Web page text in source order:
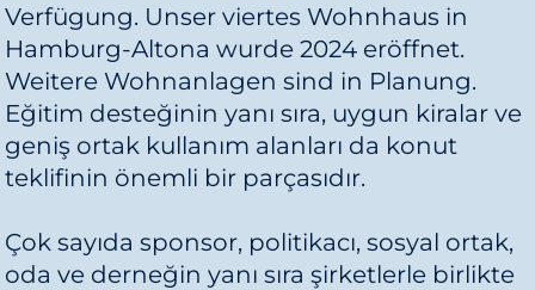
Verfügung. Unser viertes Wohnhaus in
Hamburg-Altona wurde 2024 eröffnet.
Weitere Wohnanlagen sind in Planung.
Eğitim desteğinin yanı sıra, uygun kiralar ve
geniş ortak kullanım alanları da konut
teklifinin önemli bir parçasıdır.
Çok sayıda sponsor, politikacı, sosyal ortak,
oda ve derneğin yanı sıra şirketlerle birlikte